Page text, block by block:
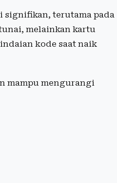
signifikan, terutama pada
melainkan kartu
kode saat naik
mampu mengurangi